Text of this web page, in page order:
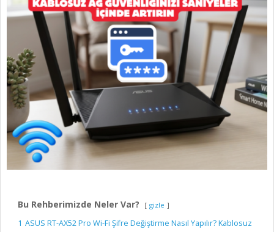
Bu Rehberimizde Neler Var? gizle
1 ASUS RT-AX52 Pro Wi-Fi Şifre Değiştirme Nasıl Yapılır? Kablosuz